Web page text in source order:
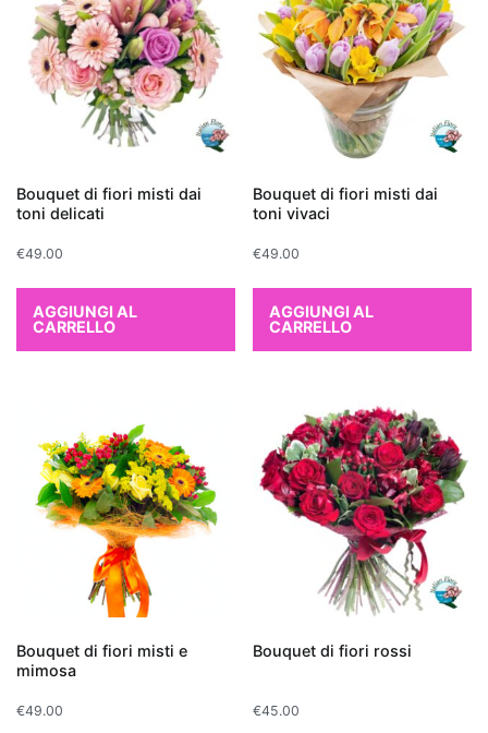
Bouquet di fiori misti dai
toni delicati
€49.00
AGGIUNGI AL
CARRELLO
Bouquet di fiori misti dai
toni vivaci
€49.00
AGGIUNGI AL
CARRELLO
Bouquet di fiori misti e
mimosa
€49.00
Bouquet di fiori rossi
€45.00
interna.
Le
piante
note
la
capacità
come
formaldeide,
benzene
tricloroetilene,
rilasciando
ossigeno.
le